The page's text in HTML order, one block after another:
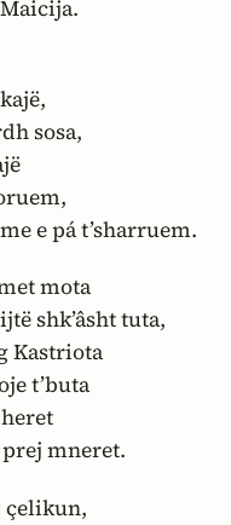
sosa,
e pá t’sharruem.
mota
shk’âsht tuta,
Kastriota
t’buta
mneret.
çelikun,